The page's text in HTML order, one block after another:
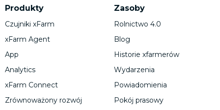
Produkty
Czujniki xFarm
xFarm Agent
App
Analytics
xFarm Connect
Zrównoważony rozwój
Zasoby
Rolnictwo 4.0
Blog
Historie xfarmerów
Wydarzenia
Powiadomienia
Pokój prasowy